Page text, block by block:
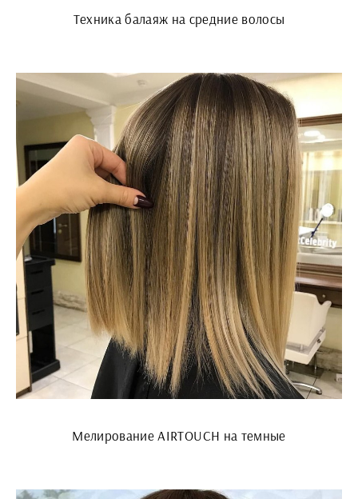
Техника балаяж на средние волосы
Мелирование AIRTOUCH на темные